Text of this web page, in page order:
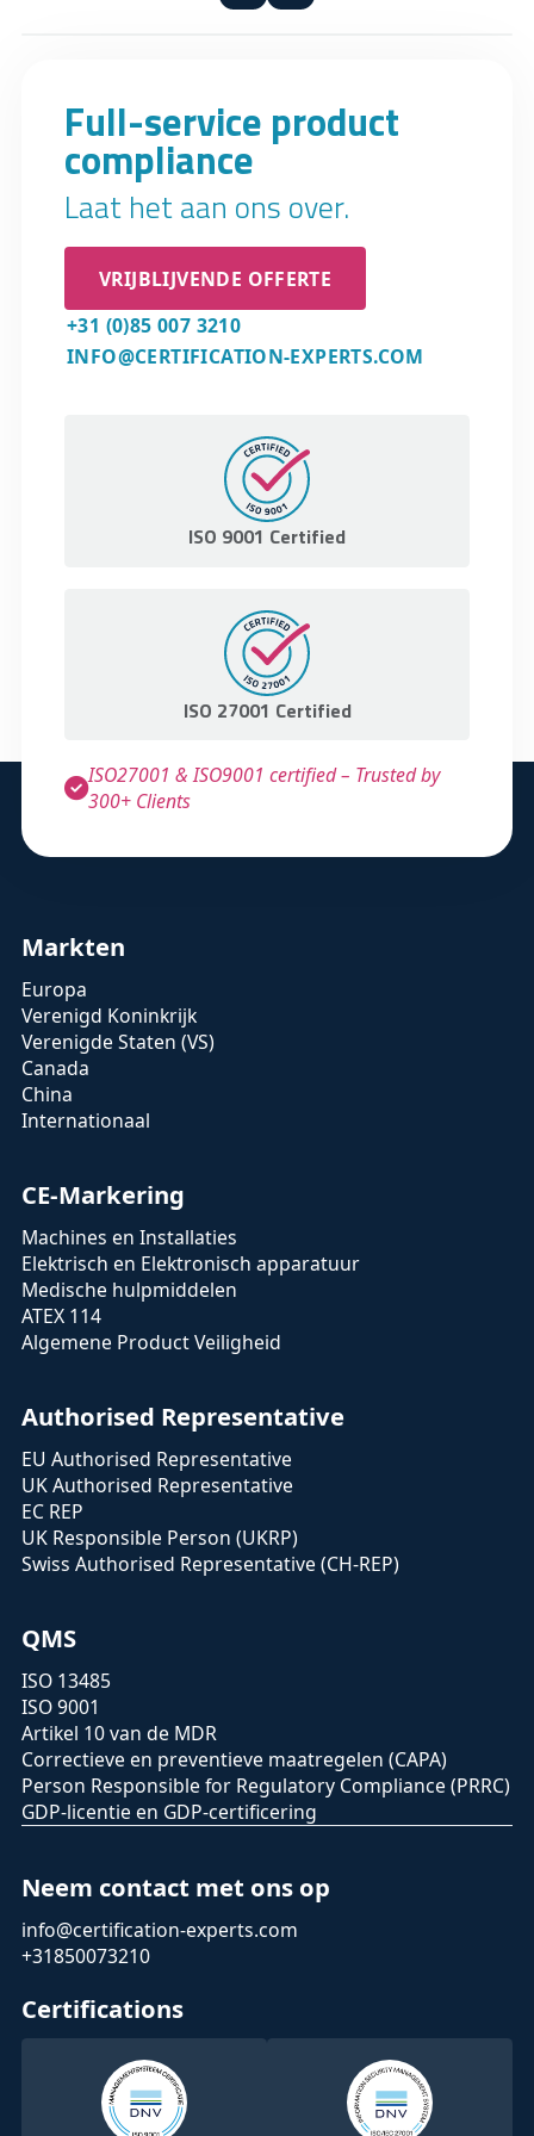
Full-service product
compliance
Laat het aan ons over.
VRIJBLIJVENDE OFFERTE
+31 (0)85 007 3210
INFO@CERTIFICATION-EXPERTS.COM
ISO 9001 Certified
ISO 27001 Certified
ISO27001 & ISO9001 certified – Trusted by
300+ Clients
Markten
Europa
Verenigd Koninkrijk
Verenigde Staten (VS)
Canada
China
Internationaal
CE-Markering
Machines en Installaties
Elektrisch en Elektronisch apparatuur
Medische hulpmiddelen
ATEX 114
Algemene Product Veiligheid
Authorised Representative
EU Authorised Representative
UK Authorised Representative
EC REP
UK Responsible Person (UKRP)
Swiss Authorised Representative (CH-REP)
QMS
ISO 13485
ISO 9001
Artikel 10 van de MDR
Correctieve en preventieve maatregelen (CAPA)
Person Responsible for Regulatory Compliance (PRRC)
GDP-licentie en GDP-certificering
Neem contact met ons op
info@certification-experts.com
+31850073210
Certifications